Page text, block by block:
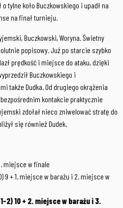
tylne koło Buczkowskiego i upadł na
na finał turnieju.
Buczkowski, Woryna. Świetny
popisowy. Już po starcie szybko
prędkość i miejsce do ataku, dzięki
Buczkowskiego i
także Dudka. Od drugiego okrążenia
kontakcie praktycznie
zdołał nieco zniwelować stratę do
się również Dudek.
miejsce w finale
9 + 1. miejsce w barażu i 2. miejsce w
10 + 2. miejsce w barażu i 3.